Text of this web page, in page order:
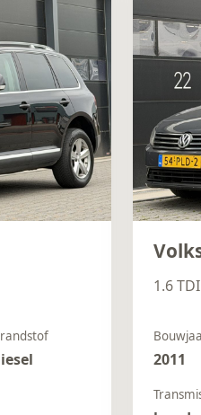
1.6 TDI
2011